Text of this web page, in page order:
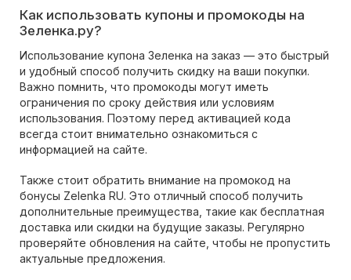
Как использовать купоны и промокоды на
Зеленка.ру?
Использование купона Зеленка на заказ — это быстрый
и удобный способ получить скидку на ваши покупки.
Важно помнить, что промокоды могут иметь
ограничения по сроку действия или условиям
использования. Поэтому перед активацией кода
всегда стоит внимательно ознакомиться с
информацией на сайте.
Также стоит обратить внимание на промокод на
бонусы Zelenka RU. Это отличный способ получить
дополнительные преимущества, такие как бесплатная
доставка или скидки на будущие заказы. Регулярно
проверяйте обновления на сайте, чтобы не пропустить
актуальные предложения.